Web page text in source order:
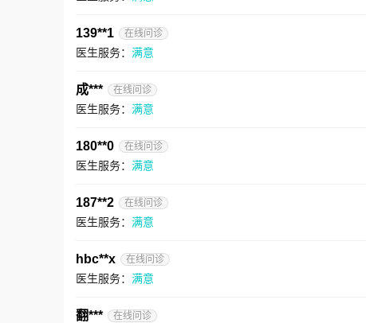
139**1 在线问诊
医生服务： 满意
成*** 在线问诊
医生服务： 满意
180**0 在线问诊
医生服务： 满意
187**2 在线问诊
医生服务： 满意
hbc**x 在线问诊
医生服务： 满意
翻*** 在线问诊